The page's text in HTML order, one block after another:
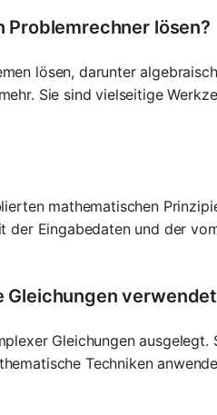
Problemrechner lösen?
lösen, darunter
Sie sind vielseitige
mathematischen
Eingabedaten und der
Gleichungen
Gleichungen ausgelegt.
Techniken